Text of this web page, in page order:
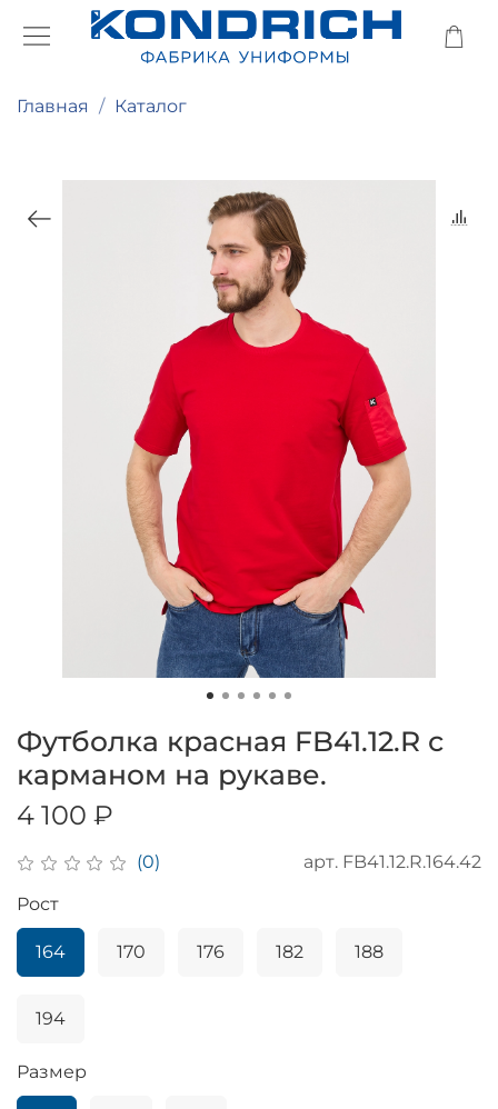
Главная Каталог
(0) арт. FB41.12.R.164.42
Футболка красная FB41.12.R с
карманом на рукаве.
4 100 ₽
Рост
164 170 176 182 188
194
Размер